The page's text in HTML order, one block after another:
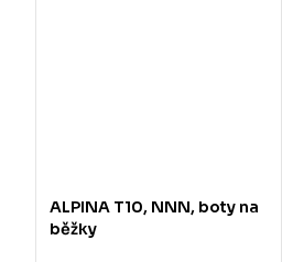
ALPINA T10, NNN, boty na
běžky